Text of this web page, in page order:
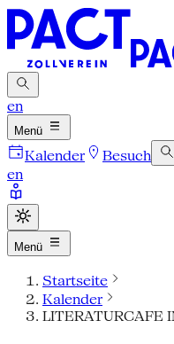
en
Menü
Kalender Besuch
en
Menü
Startseite
Kalender
LITERATURCAFE